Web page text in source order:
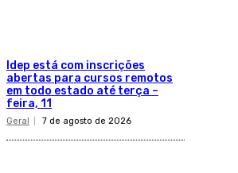
Idep está com inscrições
abertas para cursos remotos
em todo estado até terça –
feira, 11
Geral 7 de agosto de 2026